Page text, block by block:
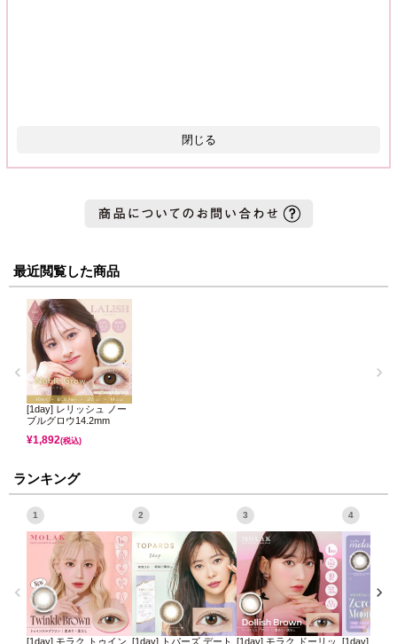
閉じる
最近閲覧した商品
[1day] レリッシュ ノー
ブルグロウ14.2mm
¥1,892(税込)
ランキング
1
[1day] モラク トゥイン
2
[1day] トパーズ デート
3
[1day] モラク ドーリッ
4
[1day] ミレ